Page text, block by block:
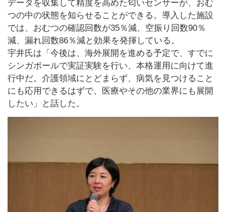
データを収集して精度を高めた匂いセンサーが、おむ
つの中の状態を知らせることができる。導入した施設
では、おむつの確認回数が35％減、空振り回数90％
減、漏れ回数86％減と効果を発揮している。
宇井氏は「今後は、海外展開を進める予定で、すでに
シンガポールで実証実験を行い、本格運用に向けて進
行中だ。介護領域にとどまらず、病気を見つけること
にも応用できるはずで、医療やその他の業界にも展開
したい」と話した。